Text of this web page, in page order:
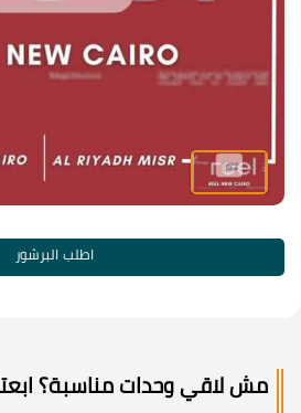
اطلب البرشور
مش لاقي وحدات مناسبة؟